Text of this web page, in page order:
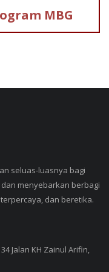
MBG
seluas-luasnya bagi
menyebarkan berbagi
dan beretika.
Jalan KH Zainul Arifin,